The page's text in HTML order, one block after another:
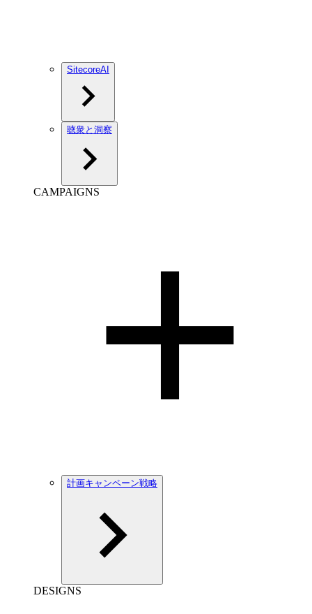
SitecoreAI
聴衆と洞察
CAMPAIGNS
計画キャンペーン戦略
DESIGNS